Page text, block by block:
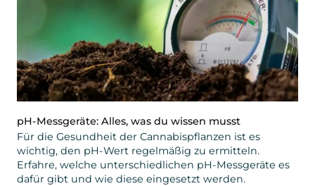
pH-Messgeräte: Alles, was du wissen musst
Für die Gesundheit der Cannabispflanzen ist es
wichtig, den pH-Wert regelmäßig zu ermitteln.
Erfahre, welche unterschiedlichen pH-Messgeräte es
dafür gibt und wie diese eingesetzt werden.